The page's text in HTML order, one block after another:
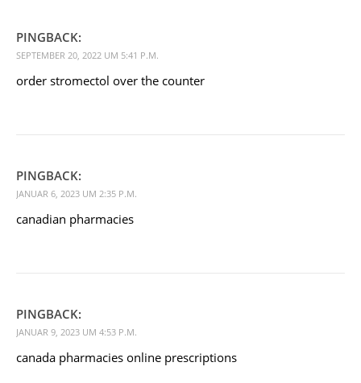
PINGBACK:
SEPTEMBER 20, 2022 UM 5:41 P.M.
order stromectol over the counter
PINGBACK:
JANUAR 6, 2023 UM 2:35 P.M.
canadian pharmacies
PINGBACK:
JANUAR 9, 2023 UM 4:53 P.M.
canada pharmacies online prescriptions